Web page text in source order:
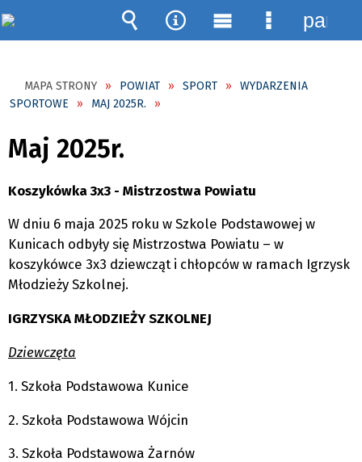
MAPA STRONY POWIAT SPORT
WYDARZENIA
SPORTOWE
MAJ 2025R.
Maj 2025r.
Koszykówka 3x3 - Mistrzostwa Powiatu
W dniu 6 maja 2025 roku w Szkole Podstawowej w
Kunicach odbyły się Mistrzostwa Powiatu – w
koszykówce 3x3 dziewcząt i chłopców w ramach Igrzysk
Młodzieży Szkolnej.
IGRZYSKA MŁODZIEŻY SZKOLNEJ
Dziewczęta
1. Szkoła Podstawowa Kunice
2. Szkoła Podstawowa Wójcin
3. Szkoła Podstawowa Żarnów
Wyszukiwarka
Narzędzia
MenuMenu
panel